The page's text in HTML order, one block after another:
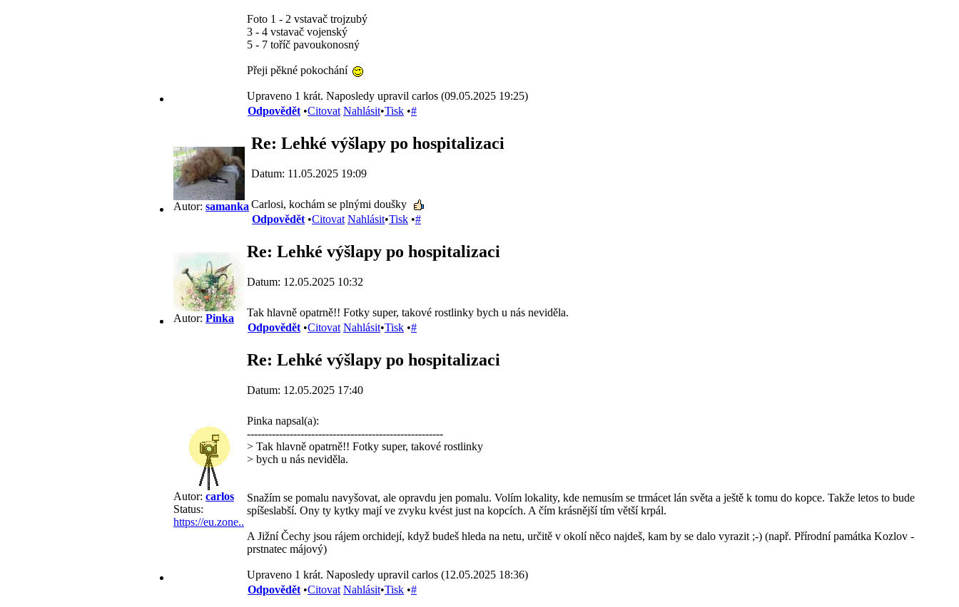
Foto 1 - 2 vstavač trojzubý
3 - 4 vstavač vojenský
5 - 7 toříč pavoukonosný
Přeji pěkné pokochání
Upraveno 1 krát. Naposledy upravil carlos (09.05.2025 19:25)
Odpovědět •Citovat Nahlásit•Tisk •#
Autor: samanka
Re: Lehké výšlapy po hospitalizaci
Datum: 11.05.2025 19:09
Carlosi, kochám se plnými doušky
Odpovědět •Citovat Nahlásit•Tisk •#
Autor: Pinka
Re: Lehké výšlapy po hospitalizaci
Datum: 12.05.2025 10:32
Tak hlavně opatrně!! Fotky super, takové rostlinky bych u nás neviděla.
Odpovědět •Citovat Nahlásit•Tisk •#
Autor: carlos
Status:
https://eu.zone..
Re: Lehké výšlapy po hospitalizaci
Datum: 12.05.2025 17:40
Pinka napsal(a):
-------------------------------------------------------
> Tak hlavně opatrně!! Fotky super, takové rostlinky
> bych u nás neviděla.
Snažím se pomalu navyšovat, ale opravdu jen pomalu. Volím lokality, kde nemusím se trmácet lán světa a ještě k tomu do kopce. Takže letos to bude
spíšeslabší. Ony ty kytky mají ve zvyku kvést just na kopcích. A čím krásnější tím větší krpál.
A Jižní Čechy jsou rájem orchidejí, když budeš hleda na netu, určitě v okolí něco najdeš, kam by se dalo vyrazit ;-) (např. Přírodní památka Kozlov -
prstnatec májový)
Upraveno 1 krát. Naposledy upravil carlos (12.05.2025 18:36)
Odpovědět •Citovat Nahlásit•Tisk •#